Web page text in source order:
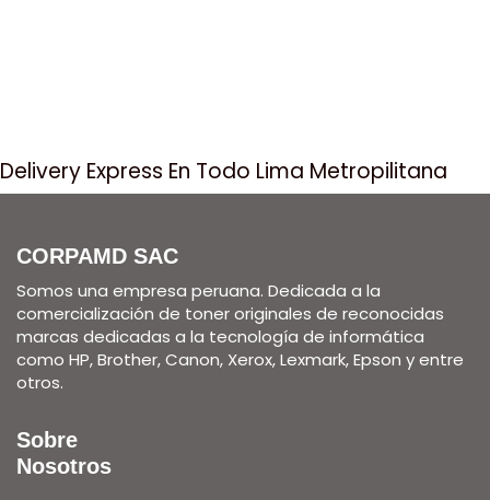
Delivery Express En Todo Lima Metropilitana
CORPAMD SAC
Somos una empresa peruana. Dedicada a la
comercialización de toner originales de reconocidas
marcas dedicadas a la tecnología de informática
como HP, Brother, Canon, Xerox, Lexmark, Epson y entre
otros.
Sobre
Nosotros